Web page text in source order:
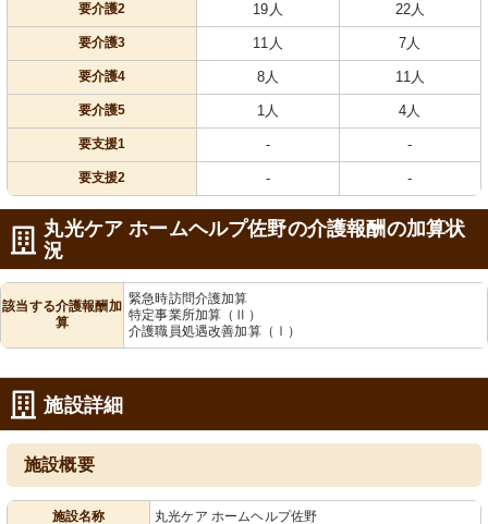
要介護2 19人 22人
要介護3 11人 7人
要介護4 8人 11人
要介護5 1人 4人
要支援1 - -
要支援2 - -
丸光ケア ホームヘルプ佐野の介護報酬の加算状
況
該当する介護報酬加
算
緊急時訪問介護加算
特定事業所加算（Ⅱ）
介護職員処遇改善加算（Ⅰ）
施設詳細
施設概要
施設名称 丸光ケア ホームヘルプ佐野